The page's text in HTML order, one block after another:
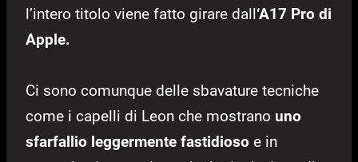
l’intero titolo viene fatto girare dall‘A17 Pro di
Apple.
Ci sono comunque delle sbavature tecniche
come i capelli di Leon che mostrano uno
sfarfallio leggermente fastidioso e in